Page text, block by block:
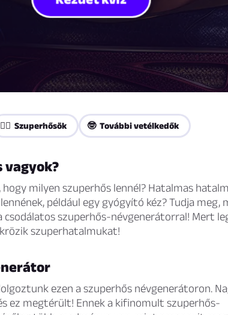
🦸‍♀️ Szuperhősök 🤓 További vetélkedők
vagyok?
milyen szuperhős lennél? Hatalmas
például egy gyógyító kéz? Tudja meg,
csodálatos szuperhős-névgenerátorral! Mert
szuperhatalmukat!
ezen a szuperhős névgenerátoron.
ez megtérült! Ennek a kifinomult szuperhős-